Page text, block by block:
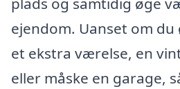
ejendom. Uanset om
et ekstra værelse, en
eller måske en garage,